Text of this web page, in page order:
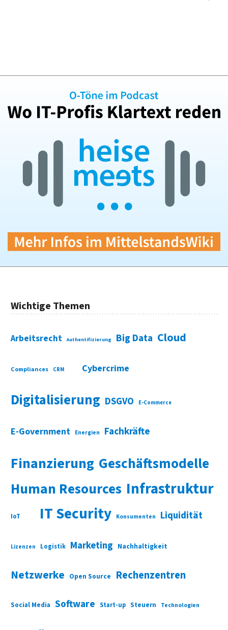
Wichtige Themen
Arbeitsrecht Authentifizierung Big Data Cloud
Compliances CRM Cybercrime
Digitalisierung DSGVO E-Commerce
E-Government Energien Fachkräfte
Finanzierung Geschäftsmodelle
Human Resources Infrastruktur
IoT IT Security Konsumenten Liquidität
Lizenzen Logistik Marketing Nachhaltigkeit
Netzwerke Open Source Rechenzentren
Social Media Software Start-up Steuern Technologien